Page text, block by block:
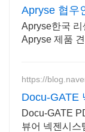
Apryse 협우
Apryse한국
Apryse 제품
https://
Docu-GATE
Docu-GATE
뷰어 넥젠시스